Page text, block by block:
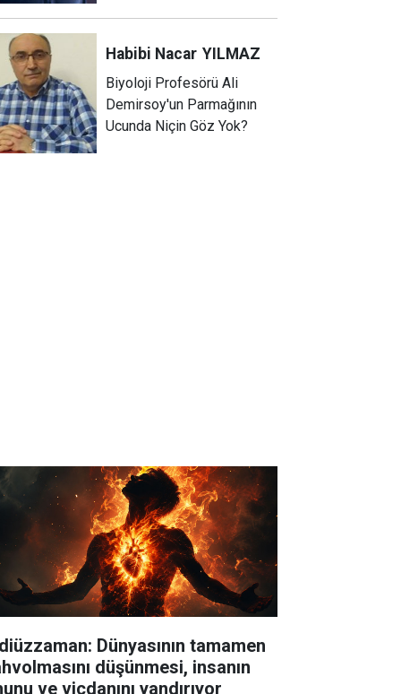
Habibi Nacar YILMAZ
Biyoloji Profesörü Ali
Demirsoy'un Parmağının
Ucunda Niçin Göz Yok?
Dünyasının tamamen
düşünmesi, insanın
ve vicdanını yandırıyor